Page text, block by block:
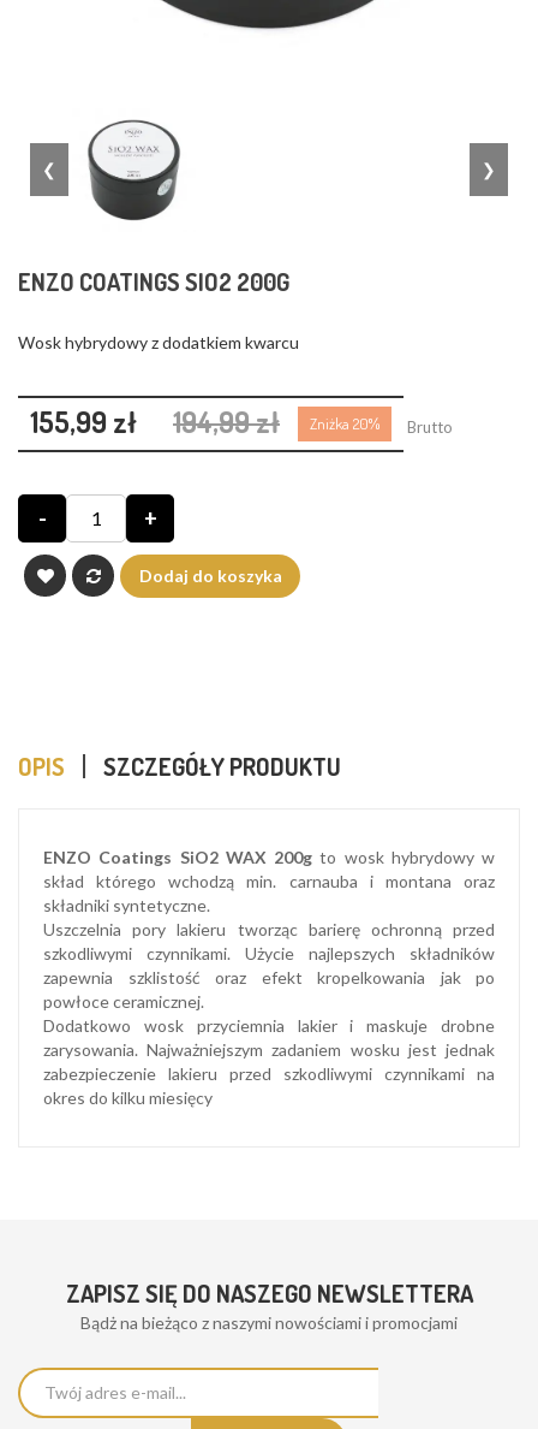
❮ ❯
ENZO COATINGS SIO2 200G
Wosk hybrydowy z dodatkiem kwarcu
155,99 zł 194,99 zł Zniżka 20% Brutto
- +
Dodaj do koszyka
OPIS SZCZEGÓŁY PRODUKTU
ENZO Coatings SiO2 WAX 200g to wosk hybrydowy w
skład którego wchodzą min. carnauba i montana oraz
składniki syntetyczne.
Uszczelnia pory lakieru tworząc barierę ochronną przed
szkodliwymi czynnikami. Użycie najlepszych składników
zapewnia szklistość oraz efekt kropelkowania jak po
powłoce ceramicznej.
Dodatkowo wosk przyciemnia lakier i maskuje drobne
zarysowania. Najważniejszym zadaniem wosku jest jednak
zabezpieczenie lakieru przed szkodliwymi czynnikami na
okres do kilku miesięcy
ZAPISZ SIĘ DO NASZEGO NEWSLETTERA
Bądż na bieżąco z naszymi nowościami i promocjami